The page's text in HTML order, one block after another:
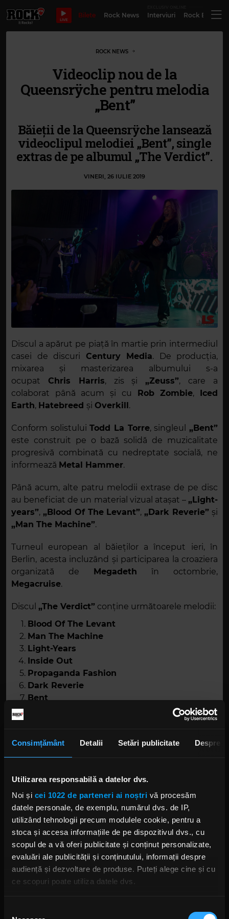
Consimțământ Detalii Setări publicitate Despre
Utilizarea responsabilă a datelor dvs.
Noi și cei 1022 de parteneri ai noștri vă procesăm
datele personale, de exemplu, numărul dvs. de IP,
utilizând tehnologii precum modulele cookie, pentru a
stoca și accesa informațiile de pe dispozitivul dvs., cu
scopul de a vă oferi publicitate și conținut personalizate,
evaluări ale publicității și conținutului, informații despre
audiență și dezvoltare de produse. Puteți alege cine și cu
ce scopuri poate utiliza datele dvs.
LIVE
Bilete Rock News Interviuri Rock
ROCK NEWS
Videoclip nou de la
Queensrÿche pentru melodia
„Bent”
Băieții de la Queensrÿche lansează
videoclipul melodiei „Bent”, single
extras de pe albumul „The Verdict”.
VINERI, 26 IULIE 2019
Discul a apărut pe piață în martie prin intermediul
casei de discuri Century Media. De producția,
mixarea și masterizarea albumului s-a
ocupat Chris Harris, zis și„Zeuss”, care a
colaborat până acum și cu
Rob Zombie,
Iced
Earth, Hatebreed și Overkill .
Conform solistuluiTodd La Torre, singleul„Bent”
este construit pe o bază solidă de muzicalitate
progresivă combinată cu nedreptate socială, ne
informează Metal Hammer.
Până acum, alte patru melodii extrase de pe disc
au beneficiat de un material vizual atașat – „Light-
years”, „Blood Of The Levant”,„Dark Reverie” și
„Man The Machine”.
Turneul european al băieților a început ieri, în
Berlin, acesta incluzând și participarea la croaziera
organizată de
Megadethîn octombrie,
Megacruise.
Discul „The Verdict” conține următoarele melodii:
Blood Of The Levant
Man The Machine
Light-Years
Inside Out
Propaganda Fashion
Dark Reverie
Bent
Foto: Facebook, Lim Sang
QUEENSRYCHE MICHAEL WILTON THE VERDICT TODD LA TORRE